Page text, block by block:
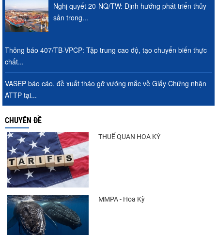
Nghị quyết 20-NQ/TW: Định hướng phát triển thủy
sản trong...
Thông báo 407/TB-VPCP: Tập trung cao độ, tạo chuyển biến thực
chất...
VASEP báo cáo, đề xuất tháo gỡ vướng mắc về Giấy Chứng nhận
ATTP tại...
CHUYÊN ĐỀ
THUẾ QUAN HOA KỲ
MMPA - Hoa Kỳ